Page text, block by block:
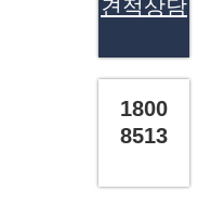
견적상담
1800
8513